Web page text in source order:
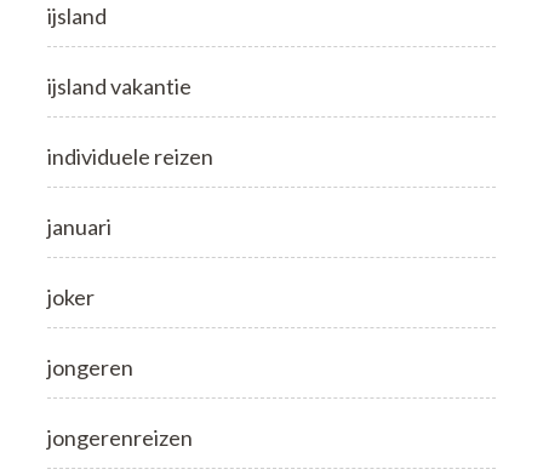
ijsland
ijsland vakantie
individuele reizen
januari
joker
jongeren
jongerenreizen